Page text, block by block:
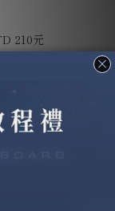
210元
350元
關稅，該費用需由
期間，則以物流